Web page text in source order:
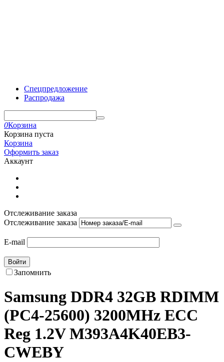
Спецпредложение
Распродажа
0Корзина
Корзина пуста
Корзина
Оформить заказ
Аккаунт
Отслеживание заказа
Отслеживание заказа
E-mail
Войти
Запомнить
Samsung DDR4 32GB RDIMM
(PC4-25600) 3200MHz ECC
Reg 1.2V M393A4K40EB3-
CWEBY